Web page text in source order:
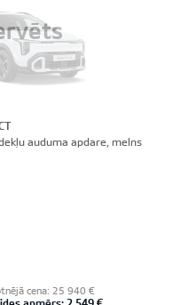
auduma apdare, melns
cena: 25 940 €
apmērs: 2 549 €